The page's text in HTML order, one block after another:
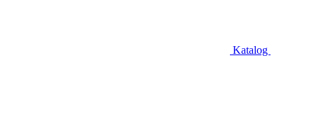
Katalog